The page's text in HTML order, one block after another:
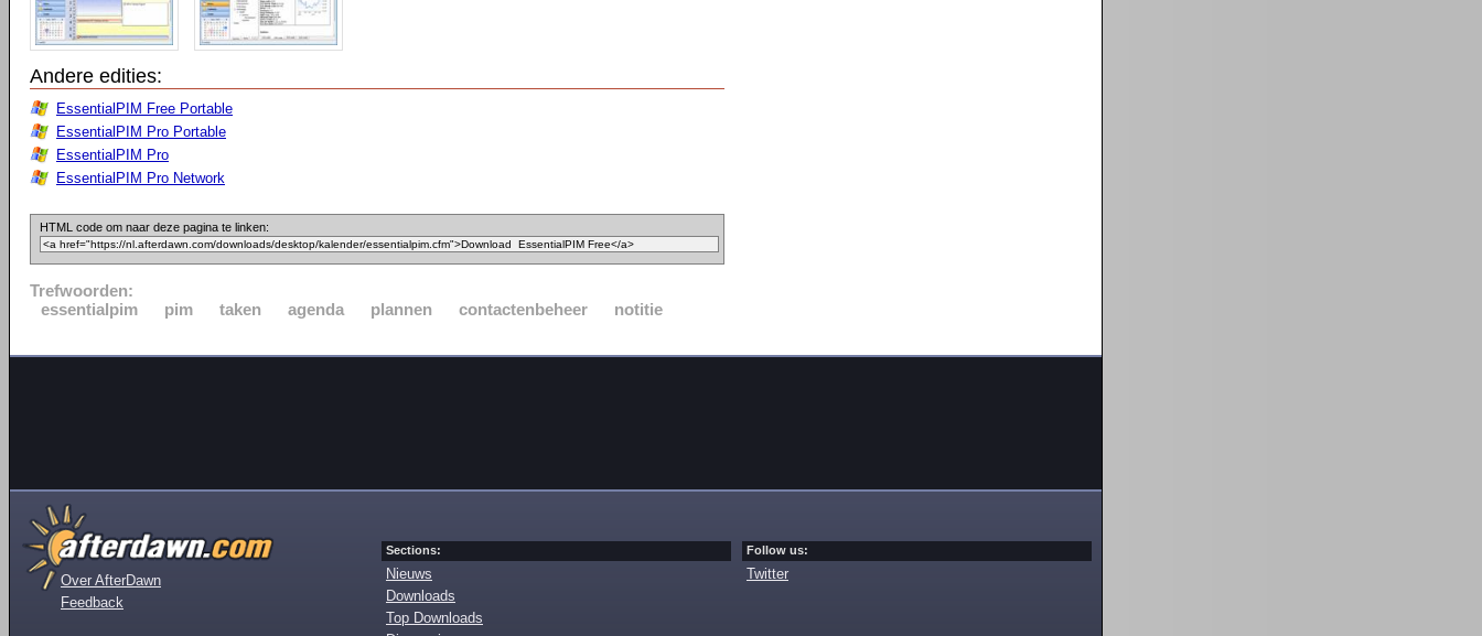
Andere edities:
EssentialPIM Free Portable
EssentialPIM Pro Portable
EssentialPIM Pro
EssentialPIM Pro Network
HTML code om naar deze pagina te linken:
Trefwoorden:
essentialpim
pim taken agenda plannen contactenbeheer notitie
Over AfterDawn
Feedback
Sections:
Nieuws
Downloads
Top Downloads
Follow us:
Twitter